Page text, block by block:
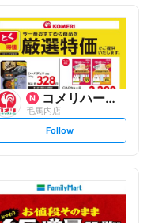
コメリハード&グリーン
毛馬内店
s
l
o
Follow